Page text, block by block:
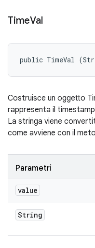
TimeVal
public TimeVal
Costruisce un oggetto
rappresenta il timestamp
La stringa viene
come avviene con il
Parametri
value
String